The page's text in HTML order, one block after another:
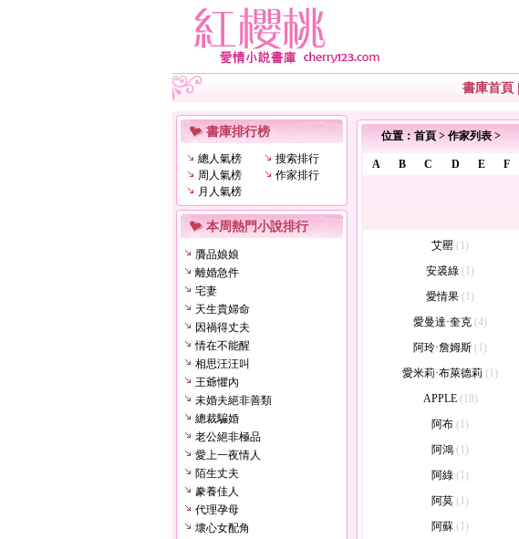
書庫首頁
書庫排行榜
總人氣榜
搜索排行
周人氣榜
作家排行
月人氣榜
本周熱門小說排行
贗品娘娘
離婚急件
宅妻
天生貴婦命
因禍得丈夫
情在不能醒
相思汪汪叫
王爺懼內
未婚夫絕非善類
總裁騙婚
老公絕非極品
愛上一夜情人
陌生丈夫
豢養佳人
代理孕母
壞心女配角
位置： 首頁 > 作家列表 >
A B C D E F
艾罌 (1)
安裘綠 (1)
愛情果 (1)
愛曼達·奎克 (4)
阿玲·詹姆斯 (1)
愛米莉·布萊德莉 (1)
APPLE (18)
阿布 (1)
阿鴻 (1)
阿綠 (1)
阿莫 (1)
阿蘇 (1)